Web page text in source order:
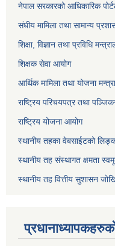
नेपाल सरकारको आधिकारिक
संघीय मामिला तथा सामान्य
शिक्षा, विज्ञान तथा प्रविधि
शिक्षक सेवा आयोग
आर्थिक मामिला तथा योजना
राष्ट्रिय परिचयपत्र तथा
राष्ट्रिय योजना आयोग
स्थानीय तहका वेबसाईटको
स्थानीय तह संस्थागत क्षमता
स्थानीय तह वित्तीय सुशासन